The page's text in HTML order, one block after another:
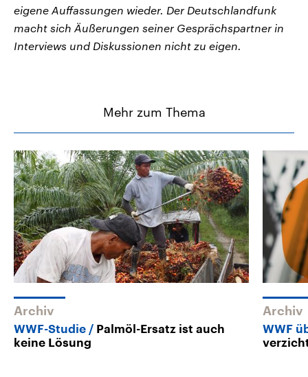
eigene Auffassungen wieder. Der Deutschlandfunk
macht sich Äußerungen seiner Gesprächspartner in
Interviews und Diskussionen nicht zu eigen.
Mehr zum Thema
Archiv
WWF-Studie
Palmöl-Ersatz ist auch
keine Lösung
Archiv
WWF